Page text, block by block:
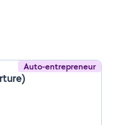
Auto-entrepreneur